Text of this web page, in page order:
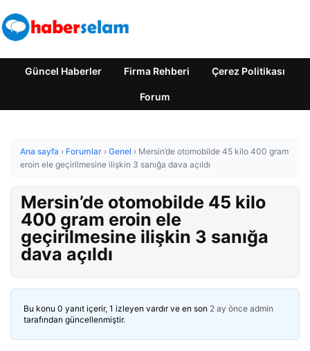
Güncel Haberler Firma Rehberi Çerez Politikası
Forum
Ana sayfa › Forumlar › Genel › Mersin’de otomobilde 45 kilo 400 gram
eroin ele geçirilmesine ilişkin 3 sanığa dava açıldı
Mersin’de otomobilde 45 kilo
400 gram eroin ele
geçirilmesine ilişkin 3 sanığa
dava açıldı
Bu konu 0 yanıt içerir, 1 izleyen vardır ve en son 2 ay önce admin
tarafından güncellenmiştir.